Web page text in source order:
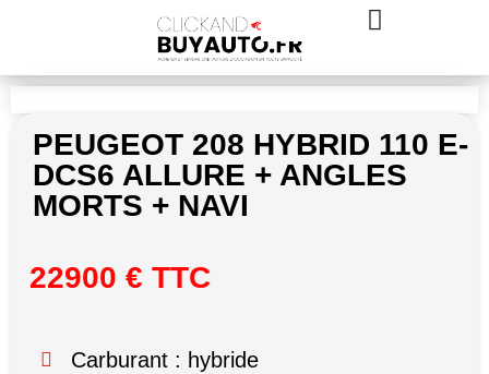
PEUGEOT 208 HYBRID 110 E-
DCS6 ALLURE + ANGLES
MORTS + NAVI
22900 € TTC
Carburant : hybride